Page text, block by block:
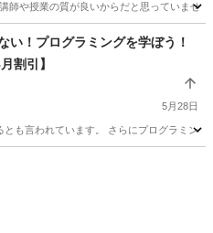
師や授業の質が良いからだと思っていませ
近所
い！プログラミングを学ぼう！
割引】
5月28日
とも言われています。 さらにプログラミン